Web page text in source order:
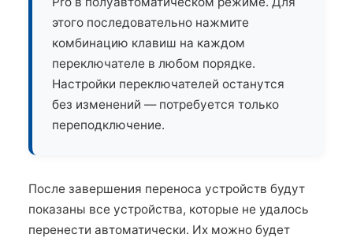
этого последовательно нажмите
комбинацию клавиш на каждом
переключателе в любом порядке.
Настройки переключателей останутся
без изменений — потребуется только
переподключение.
После завершения переноса устройств будут
показаны все устройства, которые не удалось
перенести автоматически. Их можно будет